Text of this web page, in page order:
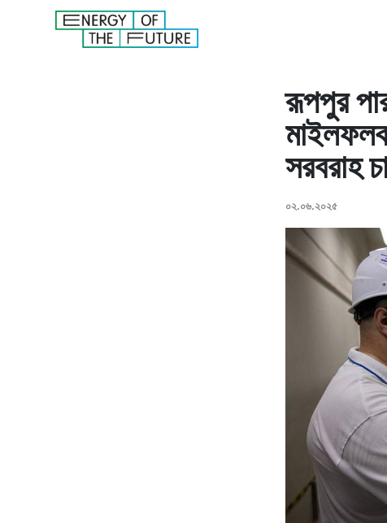
রূপপুর
সরবরাহ
০২.০৬.২০২৫